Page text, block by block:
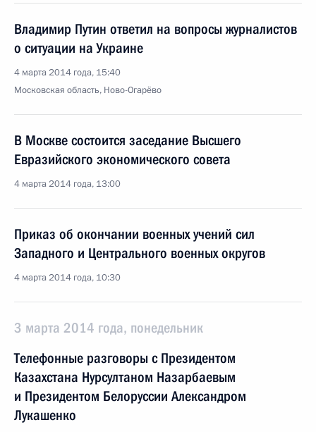
Владимир Путин ответил на вопросы журналистов
о ситуации на Украине
4 марта 2014 года, 15:40
Московская область, Ново-Огарёво
В Москве состоится заседание Высшего
Евразийского экономического совета
4 марта 2014 года, 13:00
Приказ об окончании военных учений сил
Западного и Центрального военных округов
4 марта 2014 года, 10:30
3 марта 2014 года, понедельник
Телефонные разговоры с Президентом
Казахстана Нурсултаном Назарбаевым
и Президентом Белоруссии Александром
Лукашенко